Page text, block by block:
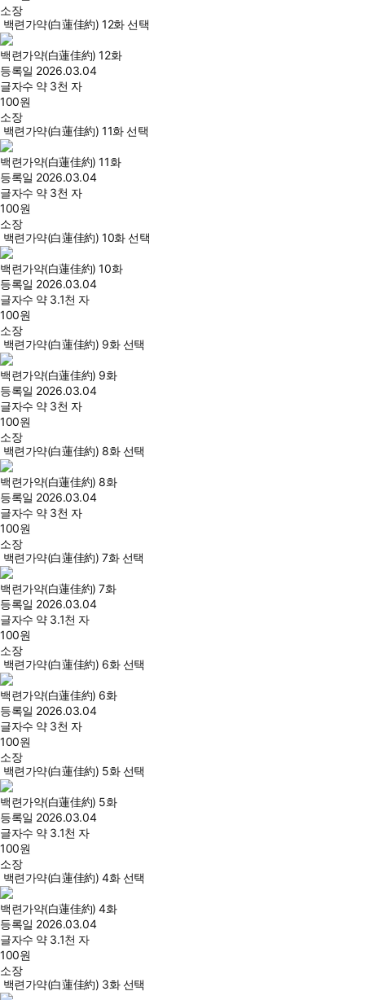
소장
백련가약(白蓮佳約) 12화 선택
백련가약(白蓮佳約) 12화
등록일 2026.03.04
글자수 약 3천 자
100원
소장
백련가약(白蓮佳約) 11화 선택
백련가약(白蓮佳約) 11화
등록일 2026.03.04
글자수 약 3천 자
100원
소장
백련가약(白蓮佳約) 10화 선택
백련가약(白蓮佳約) 10화
등록일 2026.03.04
글자수 약 3.1천 자
100원
소장
백련가약(白蓮佳約) 9화 선택
백련가약(白蓮佳約) 9화
등록일 2026.03.04
글자수 약 3천 자
100원
소장
백련가약(白蓮佳約) 8화 선택
백련가약(白蓮佳約) 8화
등록일 2026.03.04
글자수 약 3천 자
100원
소장
백련가약(白蓮佳約) 7화 선택
백련가약(白蓮佳約) 7화
등록일 2026.03.04
글자수 약 3.1천 자
100원
소장
백련가약(白蓮佳約) 6화 선택
백련가약(白蓮佳約) 6화
등록일 2026.03.04
글자수 약 3천 자
100원
소장
백련가약(白蓮佳約) 5화 선택
백련가약(白蓮佳約) 5화
등록일 2026.03.04
글자수 약 3.1천 자
100원
소장
백련가약(白蓮佳約) 4화 선택
백련가약(白蓮佳約) 4화
등록일 2026.03.04
글자수 약 3.1천 자
100원
소장
백련가약(白蓮佳約) 3화 선택